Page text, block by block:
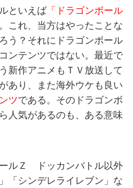
といえば 「ドラゴンボール
これ、当方はやったことな
う？それにドラゴンボール
ンテンツではない。最近で
新作アニメもＴＶ放送して
あり、また海外ウケも良い
ツである。そのドラゴンボ
人気があるのも、ある意味
ルＺ ドッカンバトル以外
「シンデレライレブン」な